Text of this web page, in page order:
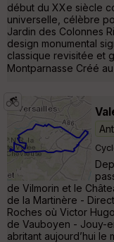
début du XXe siècle
universelle, célèbre
Jardin des Colonnes
design monumental
classique revisitée et
Montparnasse Créé
de Vilmorin et le
de la Martinère -
Roches où Victor
de Vauboyen - Jouy-
abritant aujourd’hui